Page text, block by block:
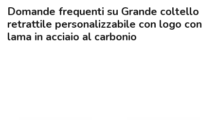
Domande frequenti su Grande coltello
retrattile personalizzabile con logo con
lama in acciaio al carbonio